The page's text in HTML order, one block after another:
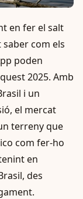
en fer el salt
com els
poden
2025. Amb
i un
el mercat
terreny que
com fer-ho
en
des